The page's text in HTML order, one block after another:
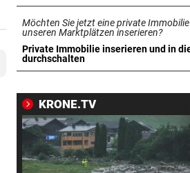
Traktor-Unglück: Mutter
meldet sich zu Wort
STRATEGIE FEHLT vor 7
Schutz vor Drohnen?
LÄNDLE-KICKER SIEGEN vor
3:1 nach 0:1! Altach dreht
gegen WSG Tirol
Möchten Sie jetzt eine private
unseren Marktplätzen inserieren?
Private Immobilie inserieren und in
durchschalten
in neuem Tab öffnen
KRONE.TV